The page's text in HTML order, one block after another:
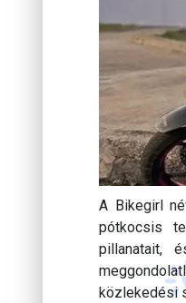
A Bikegirl
pótkocsis
pillanatait,
közlekedési